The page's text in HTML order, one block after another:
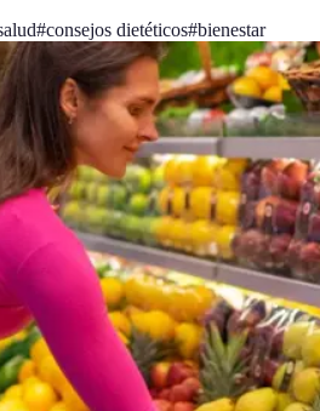
#consejos dietéticos#bienestar